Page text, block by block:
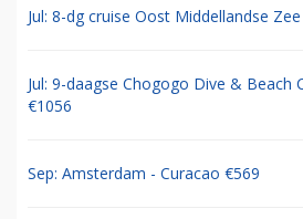
Jul: 8-dg cruise Oost Middellandse
Jul: 9-daagse Chogogo Dive & Beach
€1056
Sep: Amsterdam - Curacao €569